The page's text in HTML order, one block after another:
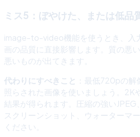
ミス5：ぼやけた、または低品
image-to-video機能を使うとき、入
画の品質に直接影響します。質の悪
悪いものが出てきます。
代わりにすべきこと ：最低720pの解
照らされた画像を使いましょう。2K
結果が得られます。圧縮の強いJPEG
スクリーンショット、ウォーターマ
ください。